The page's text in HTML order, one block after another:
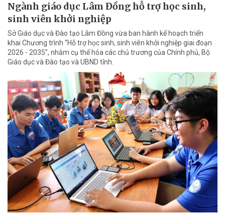
Ngành giáo dục Lâm Đồng hỗ trợ học sinh,
sinh viên khởi nghiệp
Sở Giáo dục và Đào tạo Lâm Đồng vừa ban hành kế hoạch triển
khai Chương trình “Hỗ trợ học sinh, sinh viên khởi nghiệp giai đoạn
2026 - 2035”, nhằm cụ thể hóa các chủ trương của Chính phủ, Bộ
Giáo dục và Đào tạo và UBND tỉnh.